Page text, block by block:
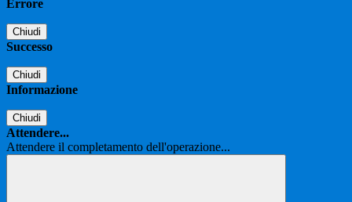
Errore
Chiudi
Successo
Chiudi
Informazione
Chiudi
Attendere...
Attendere il completamento dell'operazione...